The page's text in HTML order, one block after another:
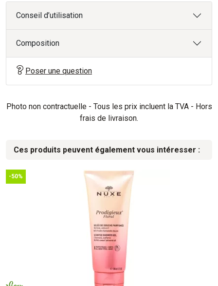
Conseil d’utilisation
Composition
Poser une question
Photo non contractuelle - Tous les prix incluent la TVA - Hors
frais de livraison.
Ces produits peuvent également vous intéresser :
-50%